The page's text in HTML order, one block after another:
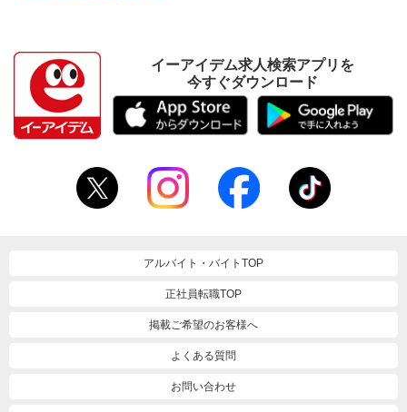
イーアイデム求人検索アプリを
今すぐダウンロード
アルバイト・バイトTOP
正社員転職TOP
掲載ご希望のお客様へ
よくある質問
お問い合わせ